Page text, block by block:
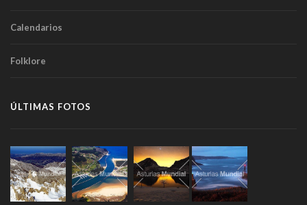
Calendarios
Folklore
ÚLTIMAS FOTOS